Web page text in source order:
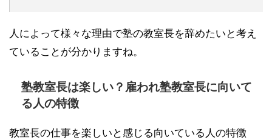
人によって様々な理由で塾の教室長を辞めたいと考え
ていることが分かりますね。
塾教室長は楽しい？雇われ塾教室長に向いて
る人の特徴
教室長の仕事を楽しいと感じる向いている人の特徴